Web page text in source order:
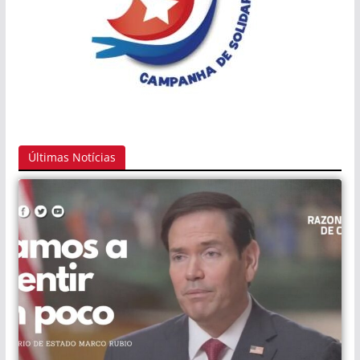
Últimas Notícias